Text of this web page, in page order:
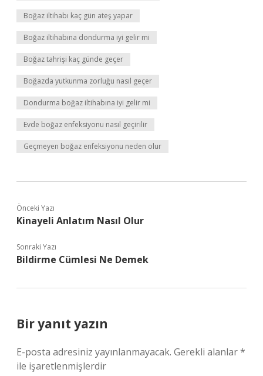
Boğaz iltihabı kaç gün ateş yapar
Boğaz iltihabına dondurma iyi gelir mi
Boğaz tahrişi kaç günde geçer
Boğazda yutkunma zorluğu nasıl geçer
Dondurma boğaz iltihabına iyi gelir mi
Evde boğaz enfeksiyonu nasıl geçirilir
Geçmeyen boğaz enfeksiyonu neden olur
Önceki Yazı
Kinayeli Anlatım Nasıl Olur
Sonraki Yazı
Bildirme Cümlesi Ne Demek
Bir yanıt yazın
E-posta adresiniz yayınlanmayacak. Gerekli alanlar*
ile işaretlenmişlerdir